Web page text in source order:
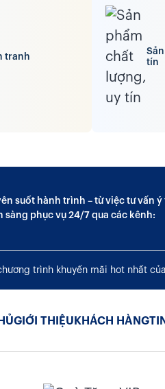
tranh
tín
suốt hành trình – từ việc tư vấn
phục vụ 24/7 qua các kênh:
trình khuyến mãi hot nhất
GIỚI THIỆU KHÁCH HÀNG